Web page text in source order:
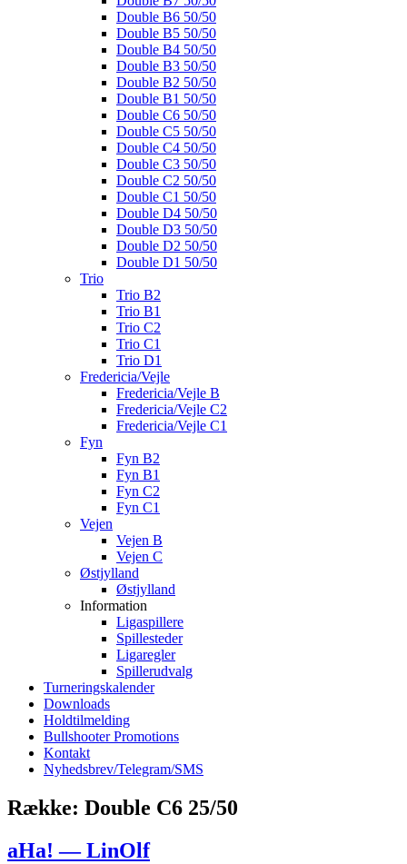
Double B6 50/50
Double B5 50/50
Double B4 50/50
Double B3 50/50
Double B2 50/50
Double B1 50/50
Double C6 50/50
Double C5 50/50
Double C4 50/50
Double C3 50/50
Double C2 50/50
Double C1 50/50
Double D4 50/50
Double D3 50/50
Double D2 50/50
Double D1 50/50
Trio
Trio B2
Trio B1
Trio C2
Trio C1
Trio D1
Fredericia/Vejle
Fredericia/Vejle B
Fredericia/Vejle C2
Fredericia/Vejle C1
Fyn
Fyn B2
Fyn B1
Fyn C2
Fyn C1
Vejen
Vejen B
Vejen C
Østjylland
Østjylland
Information
Ligaspillere
Spillesteder
Ligaregler
Spillerudvalg
Turneringskalender
Downloads
Holdtilmelding
Bullshooter Promotions
Kontakt
Nyhedsbrev/Telegram/SMS
Række: Double C6 25/50
aHa! — LinOlf